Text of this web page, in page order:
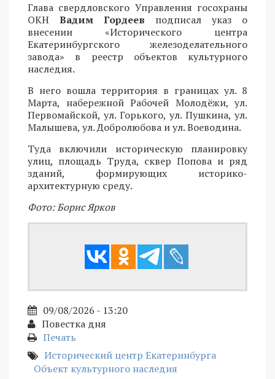
Глава свердловского Управления госохраны
ОКН Вадим Гордеев подписал указ о
внесении «Исторического центра
Екатеринбургского железоделательного
завода» в реестр объектов культурного
наследия.
В него вошла территория в границах ул. 8
Марта, набережной Рабочей Молодёжи, ул.
Первомайской, ул. Горького, ул. Пушкина, ул.
Малышева, ул. Добролюбова и ул. Воеводина.
Туда включили историческую планировку
улиц, площадь Труда, сквер Попова и ряд
зданий, формирующих историко-
архитектурную среду.
Фото: Борис Ярков
09/08/2026 - 13:20
Повестка дня
Печать
Исторический центр Екатеринбурга
Объект культурного наследия